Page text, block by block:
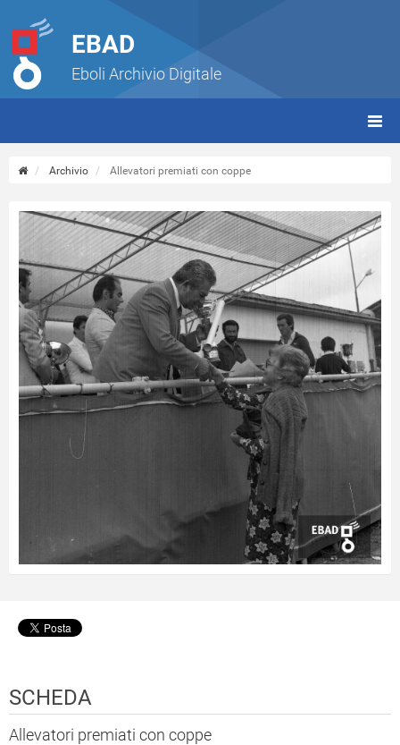
EBAD
Eboli Archivio Digitale
Archivio Allevatori premiati con coppe
SCHEDA
Allevatori premiati con coppe